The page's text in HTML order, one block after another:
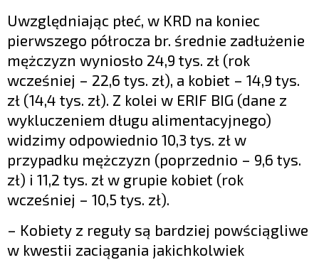
Uwzględniając płeć, w KRD na koniec
pierwszego półrocza br. średnie zadłużenie
mężczyzn wyniosło 24,9 tys. zł (rok
wcześniej – 22,6 tys. zł), a kobiet – 14,9 tys.
zł (14,4 tys. zł). Z kolei w ERIF BIG (dane z
wykluczeniem długu alimentacyjnego)
widzimy odpowiednio 10,3 tys. zł w
przypadku mężczyzn (poprzednio – 9,6 tys.
zł) i 11,2 tys. zł w grupie kobiet (rok
wcześniej – 10,5 tys. zł).
– Kobiety z reguły są bardziej powściągliwe
w kwestii zaciągania jakichkolwiek